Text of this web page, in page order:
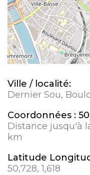
Ville / localité:
Dernier Sou,
Coordonnées :
Distance jusqu'à
km
Latitude
50,728, 1,618